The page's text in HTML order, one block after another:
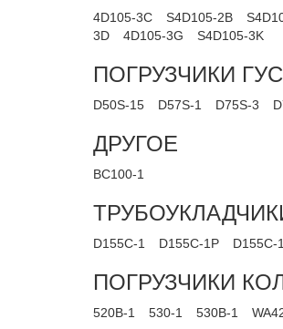
4D105-3C S4D105-2B
3D
4D105-3G S4D105-3K
ПОГРУЗЧИКИ
D50S-15 D57S-1 D75S-3
ДРУГОЕ
BC100-1
D155C-1 D155C-1P D155C-
ПОГРУЗЧИКИ
520B-1 530-1 530B-1